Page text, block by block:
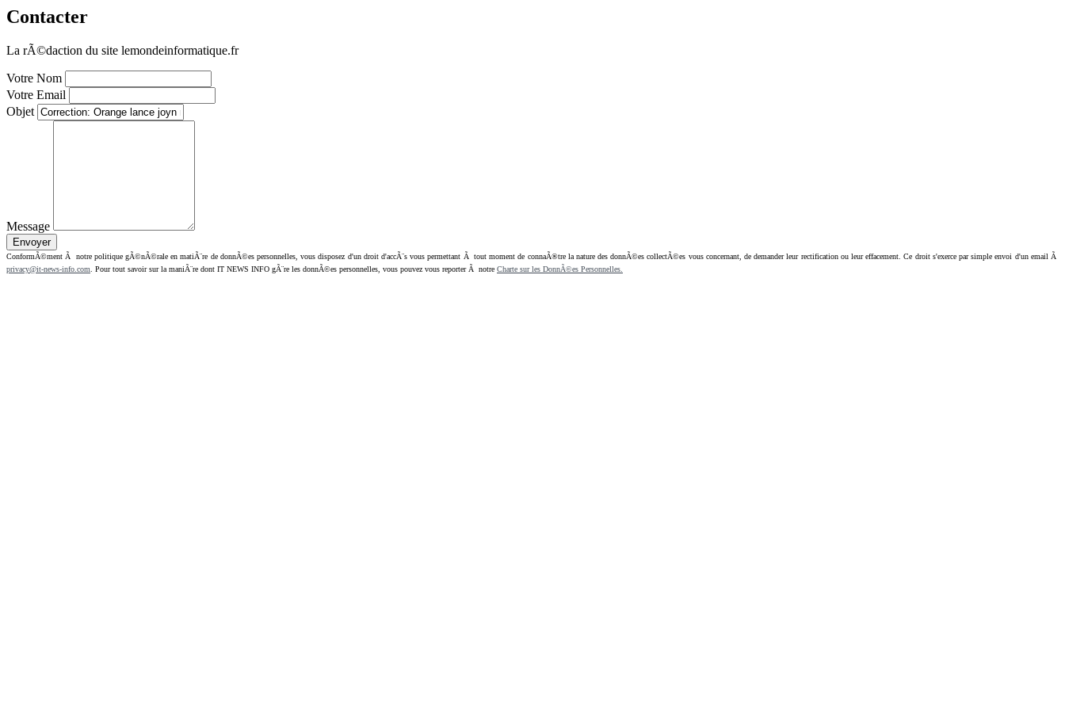
Contacter
La rÃ©daction du site lemondeinformatique.fr
Votre Nom
Votre Email
Objet
Message
ConformÃ©ment Ã notre politique gÃ©nÃ©rale en matiÃ¨re de donnÃ©es personnelles, vous disposez d'un droit d'accÃ¨s vous permettant Ã tout moment de connaÃ®tre la nature des donnÃ©es collectÃ©es vous concernant, de demander leur rectification ou leur effacement. Ce droit s'exerce par simple envoi d'un email Ã
privacy@it-news-info.com . Pour tout savoir sur la maniÃ¨re dont IT NEWS INFO gÃ¨re les donnÃ©es personnelles, vous pouvez vous reporter Ã notre Charte sur les DonnÃ©es Personnelles.